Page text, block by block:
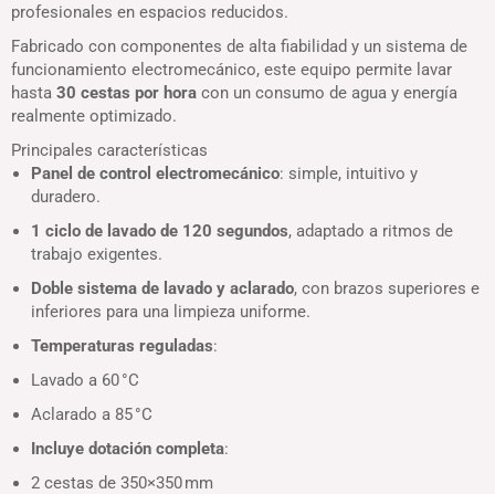
profesionales en espacios reducidos.
Fabricado con componentes de alta fiabilidad y un sistema de
funcionamiento electromecánico, este equipo permite lavar
hasta 30 cestas por hora con un consumo de agua y energía
realmente optimizado.
Principales características
Panel de control electromecánico: simple, intuitivo y
duradero.
1 ciclo de lavado de 120 segundos, adaptado a ritmos de
trabajo exigentes.
Doble sistema de lavado y aclarado, con brazos superiores e
inferiores para una limpieza uniforme.
Temperaturas reguladas:
Lavado a 60 °C
Aclarado a 85 °C
Incluye dotación completa:
2 cestas de 350×350 mm